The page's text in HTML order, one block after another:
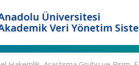
Üniversitesi
Veri Yönetim